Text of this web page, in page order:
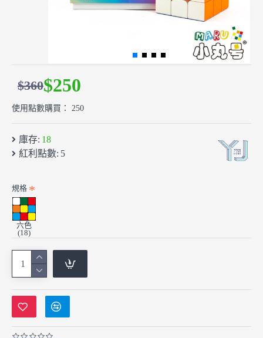
庫存: 18
紅利點數: 5
$250
$360
使用點數購買： 250
規格
六色
(18)